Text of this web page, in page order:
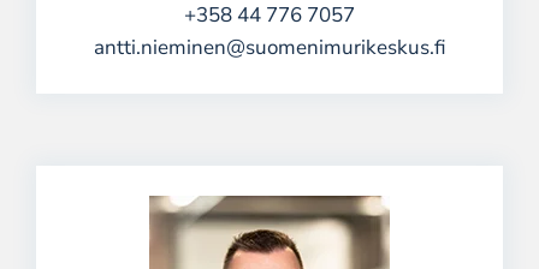
+358 44 776 7057
antti.nieminen@suomenimurikeskus.fi